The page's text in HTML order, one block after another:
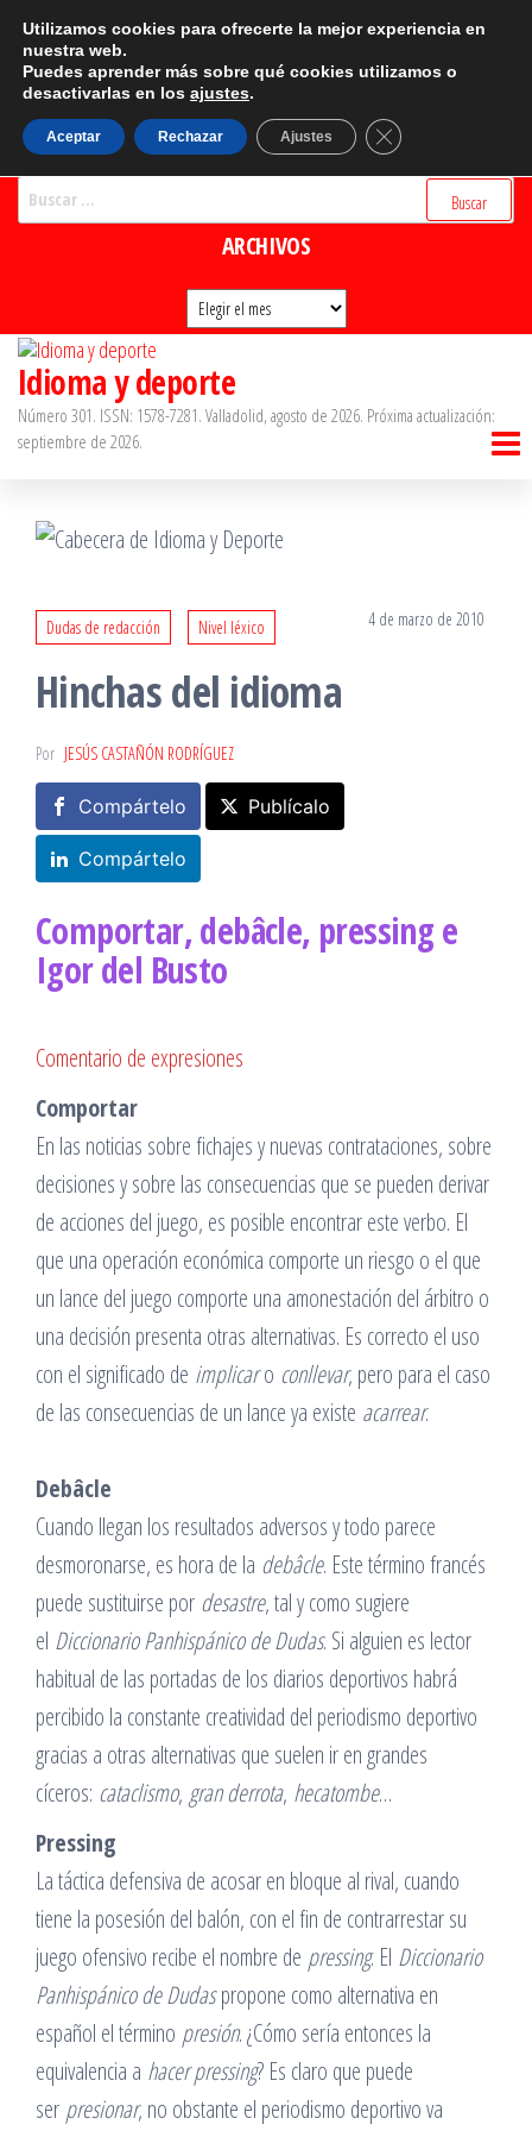
Saltar
contenido
CATEGORÍAS
Categorías
BUSCADOR
ARCHIVOS
Archivos
Idioma y deporte
Número 301. ISSN: 1578-7281. Valladolid, agosto de 2026. Próxima actualización:
septiembre de 2026.
Dudas de redacción Nivel léxico 4 de marzo de 2010
Hinchas del idioma
Por JESÚS CASTAÑÓN RODRÍGUEZ
Compártelo Publícalo
Compártelo
Comportar, debâcle, pressing e
Igor del Busto
Comentario de expresiones
Comportar
En las noticias sobre fichajes y nuevas contrataciones, sobre
decisiones y sobre las consecuencias que se pueden derivar
de acciones del juego, es posible encontrar este verbo. El
que una operación económica comporte un riesgo o el que
un lance del juego comporte una amonestación del árbitro o
una decisión presenta otras alternativas. Es correcto el uso
con el significado de implicaro conllevar, pero para el caso
de las consecuencias de un lance ya existe acarrear.
Debâcle
Cuando llegan los resultados adversos y todo parece
desmoronarse, es hora de la debâcle. Este término francés
puede sustituirse por desastre, tal y como sugiere
el Diccionario Panhispánico de Dudas. Si alguien es lector
habitual de las portadas de los diarios deportivos habrá
percibido la constante creatividad del periodismo deportivo
gracias a otras alternativas que suelen ir en grandes
cíceros: cataclismo, gran derrota, hecatombe…
Pressing
La táctica defensiva de acosar en bloque al rival, cuando
tiene la posesión del balón, con el fin de contrarrestar su
juego ofensivo recibe el nombre de pressing. El Diccionario
Panhispánico de Dudaspropone como alternativa en
español el término presión. ¿Cómo sería entonces la
equivalencia a hacer pressing? Es claro que puede
ser presionar, no obstante el periodismo deportivo va
Utilizamos cookies para ofrecerte la mejor experiencia en
nuestra web.
Puedes aprender más sobre qué cookies utilizamos o
desactivarlas en los ajustes.
Aceptar Rechazar Ajustes Cerrar el banner